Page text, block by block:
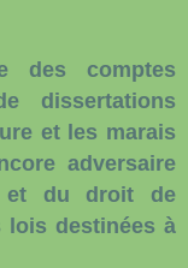
des comptes
dissertations
et les marais
adversaire
et du droit de
destinées à